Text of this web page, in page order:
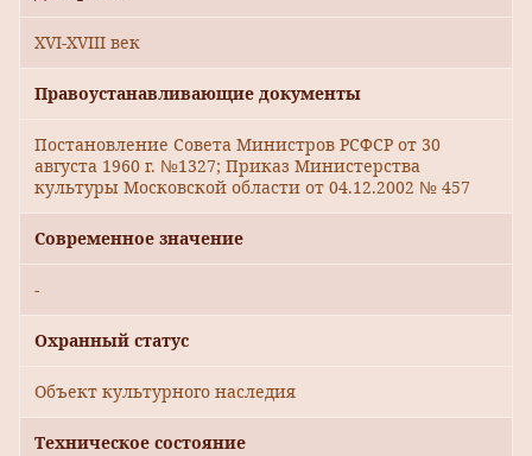
XVI-XVIII век
Правоустанавливающие документы
Постановление Совета Министров РСФСР от 30
августа 1960 г. №1327; Приказ Министерства
культуры Московской области от 04.12.2002 № 457
Современное значение
-
Охранный статус
Объект культурного наследия
Техническое состояние